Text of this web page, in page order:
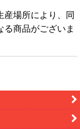
産場所により、同
商品がございま